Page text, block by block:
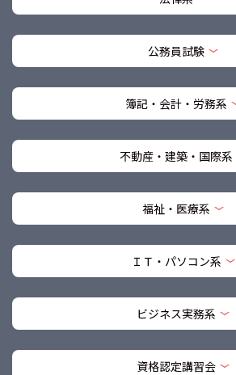
公務員試験
簿記・会計・労務系
不動産・建築・国際系
福祉・医療系
ＩＴ・パソコン系
ビジネス実務系
資格認定講習会